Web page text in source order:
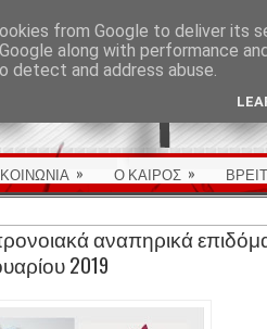
» Ο ΚΑΙΡΟΣ »
αναπηρικά
2019
from Google to deliver its
along with performance
detect and address abuse.